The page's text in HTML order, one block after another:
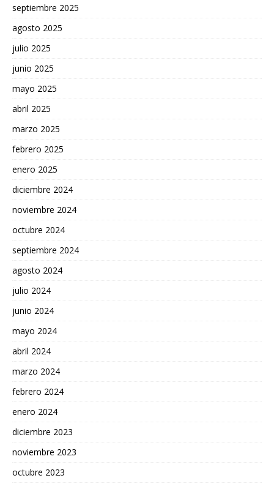
septiembre 2025
agosto 2025
julio 2025
junio 2025
mayo 2025
abril 2025
marzo 2025
febrero 2025
enero 2025
diciembre 2024
noviembre 2024
octubre 2024
septiembre 2024
agosto 2024
julio 2024
junio 2024
mayo 2024
abril 2024
marzo 2024
febrero 2024
enero 2024
diciembre 2023
noviembre 2023
octubre 2023